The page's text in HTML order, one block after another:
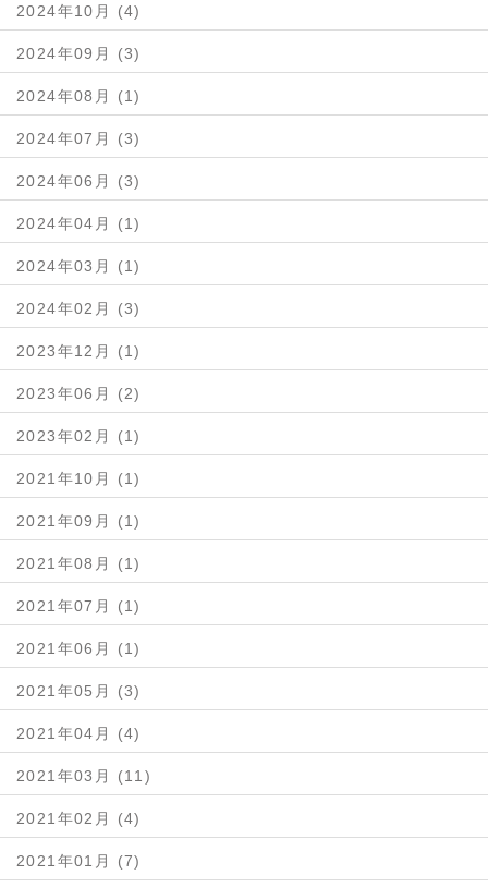
2024年10月 (4)
2024年09月 (3)
2024年08月 (1)
2024年07月 (3)
2024年06月 (3)
2024年04月 (1)
2024年03月 (1)
2024年02月 (3)
2023年12月 (1)
2023年06月 (2)
2023年02月 (1)
2021年10月 (1)
2021年09月 (1)
2021年08月 (1)
2021年07月 (1)
2021年06月 (1)
2021年05月 (3)
2021年04月 (4)
2021年03月 (11)
2021年02月 (4)
2021年01月 (7)